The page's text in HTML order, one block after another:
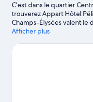
C’est dans le quartier
trouverez Appart Hôtel
Champs-Élysées valent le
l'ordre du jour. Les
du Luxembourg et Jardin
Afficher plus